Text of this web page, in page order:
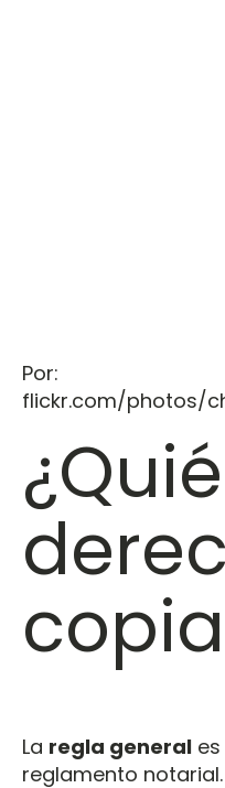
Por:
flickr.com/photos/
La regla general
reglamento notarial.